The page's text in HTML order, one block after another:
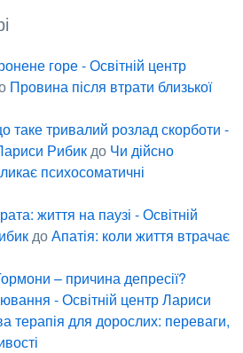
горе - Освітній центр
Провина після втрати близької
таке тривалий розлад скорботи -
Рибик до Чи дійсно
психосоматичні
життя на паузі - Освітній
доАпатія: коли життя втрачає
– причина депресії?
- Освітній центр Лариси
терапія для дорослих: переваги,